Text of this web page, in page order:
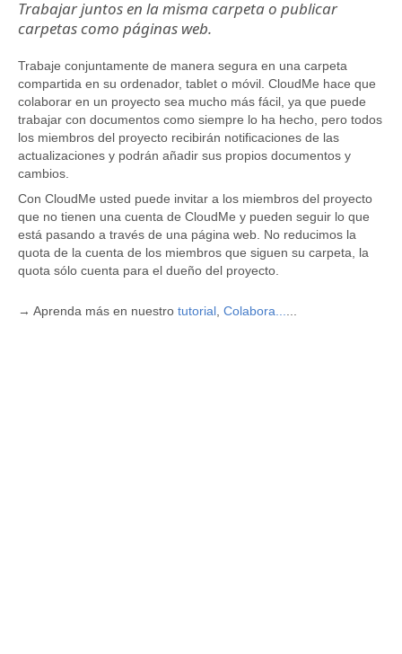
Trabajar juntos en la misma carpeta o publicar
carpetas como páginas web.
Trabaje conjuntamente de manera segura en una carpeta
compartida en su ordenador, tablet o móvil. CloudMe hace que
colaborar en un proyecto sea mucho más fácil, ya que puede
trabajar con documentos como siempre lo ha hecho, pero todos
los miembros del proyecto recibirán notificaciones de las
actualizaciones y podrán añadir sus propios documentos y
cambios.
Con CloudMe usted puede invitar a los miembros del proyecto
que no tienen una cuenta de CloudMe y pueden seguir lo que
está pasando a través de una página web. No reducimos la
quota de la cuenta de los miembros que siguen su carpeta, la
quota sólo cuenta para el dueño del proyecto.
→ Aprenda más en nuestro tutorial Colabora...